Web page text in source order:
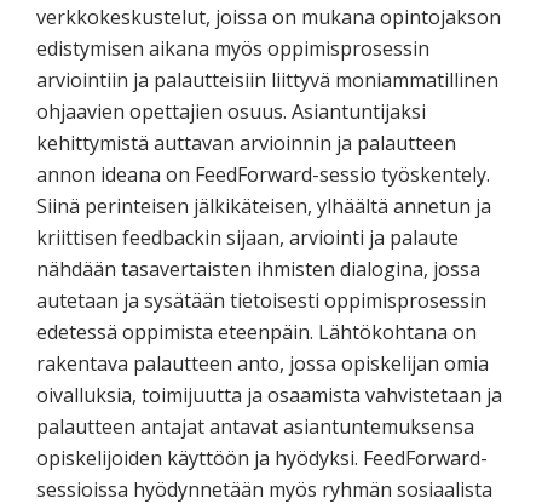
verkkokeskustelut, joissa on mukana opintojakson
edistymisen aikana myös oppimisprosessin
arviointiin ja palautteisiin liittyvä moniammatillinen
ohjaavien opettajien osuus. Asiantuntijaksi
kehittymistä auttavan arvioinnin ja palautteen
annon ideana on FeedForward-sessio työskentely.
Siinä perinteisen jälkikäteisen, ylhäältä annetun ja
kriittisen feedbackin sijaan, arviointi ja palaute
nähdään tasavertaisten ihmisten dialogina, jossa
autetaan ja sysätään tietoisesti oppimisprosessin
edetessä oppimista eteenpäin. Lähtökohtana on
rakentava palautteen anto, jossa opiskelijan omia
oivalluksia, toimijuutta ja osaamista vahvistetaan ja
palautteen antajat antavat asiantuntemuksensa
opiskelijoiden käyttöön ja hyödyksi. FeedForward-
sessioissa hyödynnetään myös ryhmän sosiaalista